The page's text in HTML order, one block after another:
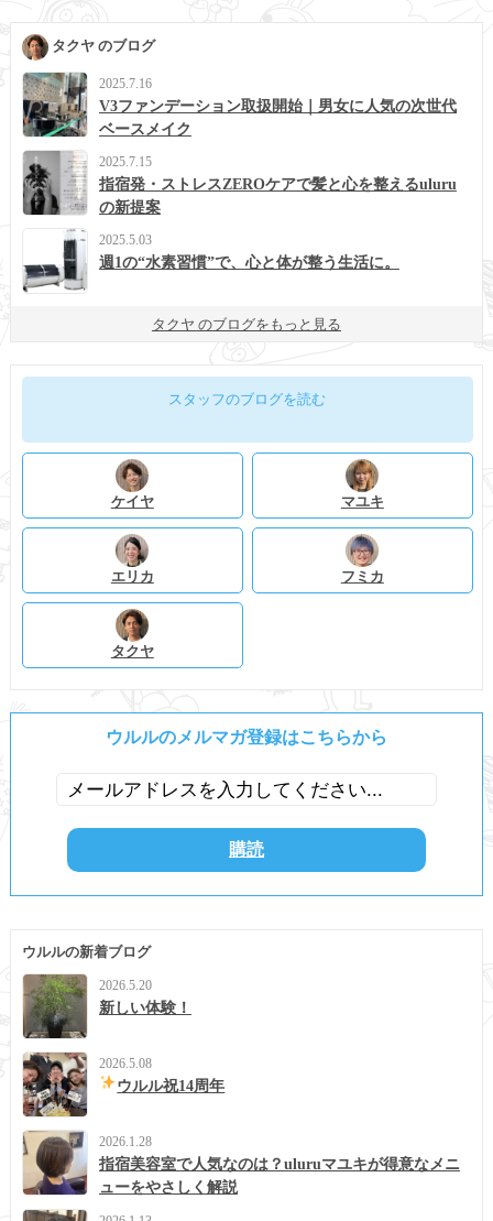
タクヤ のブログ
2025.7.16
V3ファンデーション取扱開始｜男女に人気の次世代
ベースメイク
2025.7.15
指宿発・ストレスZEROケアで髪と心を整えるuluru
の新提案
2025.5.03
週1の“水素習慣”で、心と体が整う生活に。
タクヤ のブログをもっと見る
スタッフのブログを読む
ケイヤ マユキ
エリカ フミカ
タクヤ
ウルルのメルマガ登録はこちらから
ウルルの新着ブログ
2026.5.20
新しい体験！
2026.5.08
ウルル祝14周年
2026.1.28
指宿美容室で人気なのは？uluruマユキが得意なメニ
ューをやさしく解説